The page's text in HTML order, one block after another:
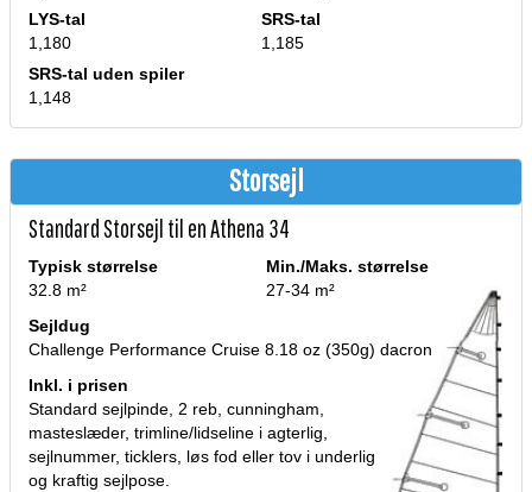
LYS-tal
1,180
SRS-tal
1,185
SRS-tal uden spiler
1,148
Storsejl
Standard Storsejl til en Athena 34
Typisk størrelse
32.8 m²
Min./Maks. størrelse
27-34 m²
Sejldug
Challenge Performance Cruise 8.18 oz (350g) dacron
Inkl. i prisen
Standard sejlpinde, 2 reb, cunningham,
masteslæder, trimline/lidseline i agterlig,
sejlnummer, ticklers, løs fod eller tov i underlig
og kraftig sejlpose.